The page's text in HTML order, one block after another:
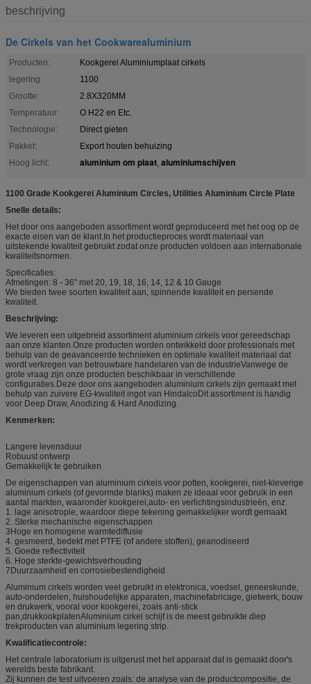
beschrijving
De Cirkels van het Cookwarealuminium
Producten:
Kookgerei Aluminiumplaat cirkels
legering:
1100
Grootte:
2.8X320MM
Temperatuur:
O H22 en Etc.
Technologie:
Direct gieten
Pakket:
Export houten behuizing
Hoog licht:
aluminium om plaat, aluminiumschijven
1100 Grade Kookgerei Aluminium Circles, Utilities Aluminium Circle Plate
Snelle details:
Het door ons aangeboden assortiment wordt geproduceerd met het oog op de
exacte eisen van de klant.In het productieproces wordt materiaal van
uitstekende kwaliteit gebruikt zodat onze producten voldoen aan internationale
kwaliteitsnormen.
Specificaties:
Afmetingen: 8 - 36" met 20, 19, 18, 16, 14, 12 & 10 Gauge
We bieden twee soorten kwaliteit aan, spinnende kwaliteit en persende
kwaliteit.
Beschrijving:
We leveren een uitgebreid assortiment aluminium cirkels voor gereedschap
aan onze klanten.Onze producten worden ontwikkeld door professionals met
behulp van de geavanceerde technieken en optimale kwaliteit materiaal dat
wordt verkregen van betrouwbare handelaren van de industrieVanwege de
grote vraag zijn onze producten beschikbaar in verschillende
configuraties.Deze door ons aangeboden aluminium cirkels zijn gemaakt met
behulp van zuivere EG-kwaliteit ingot van HindalcoDit assortiment is handig
voor Deep Draw, Anodizing & Hard Anodizing.
Kenmerken:
Langere levensduur
Robuust ontwerp
Gemakkelijk te gebruiken
De eigenschappen van aluminium cirkels voor potten, kookgerei, niet-kleverige
aluminium cirkels (of gevormde blanks) maken ze ideaal voor gebruik in een
aantal markten, waaronder kookgerei,auto- en verlichtingsindustrieën, enz.
1. lage anisotropie, waardoor diepe tekening gemakkelijker wordt gemaakt
2. Sterke mechanische eigenschappen
3Hoge en homogene warmtediffusie
4. gesmeerd, bedekt met PTFE (of andere stoffen), geanodiseerd
5. Goede reflectiviteit
6. Hoge sterkte-gewichtsverhouding
7Duurzaamheid en corrosiebestendigheid
Aluminium cirkels worden veel gebruikt in elektronica, voedsel, geneeskunde,
auto-onderdelen, huishoudelijke apparaten, machinefabricage, gietwerk, bouw
en drukwerk, vooral voor kookgerei, zoals anti-stick
pan,drukkookplatenAluminium cirkel schijf is de meest gebruikte diep
trekproducten van aluminium legering strip.
Kwalificatiecontrole:
Het centrale laboratorium is uitgerust met het apparaat dat is gemaakt door's
werelds beste fabrikant.
Zij kunnen de test uitvoeren zoals: de analyse van de productcompositie, de